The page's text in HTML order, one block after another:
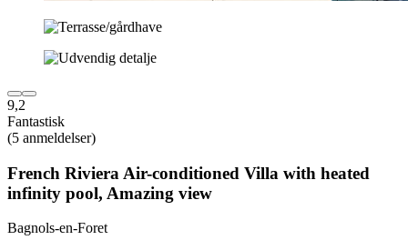
9,2
Fantastisk
(5 anmeldelser)
French Riviera Air-conditioned Villa with heated
infinity pool, Amazing view
Bagnols-en-Foret